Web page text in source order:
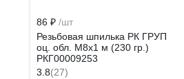
86 ₽ /шт
Резьбовая шпилька РК ГРУП
оц. обл. М8x1 м (230 гр.)
РКГ00009253
3.8(27)